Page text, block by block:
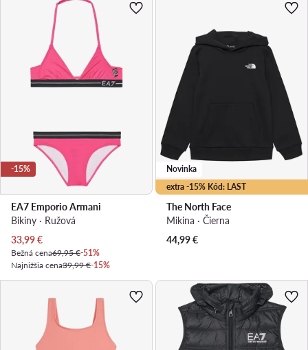
-15%
EA7 Emporio Armani
Bikiny · Ružová
Aktuálna cena
33,99€
Bežná cena69,95 €-51%
Najnižšia cena39,99 €-15%
extra -15% Kód: LAST
Novinka
The North Face
Mikina · Čierna
44,99€